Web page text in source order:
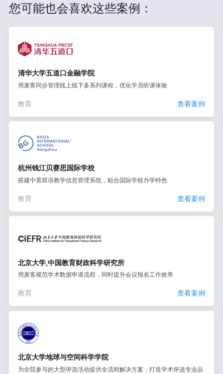
您可能也会喜欢这些案例：
清华大学五道口金融学院
用麦客同步管理线上线下多系列课程，优化学员听课体验
教育 查看案例
杭州钱江贝赛思国际学校
搭建中英双语教学信息管理系统，贴合国际学校办学特色
教育 查看案例
北京大学,中国教育财政科学研究所
用麦客规范学术数据申请流程，同时提升会议报名工作效率
教育 查看案例
北京大学地球与空间科学学院
为全院参与的大型评选活动提供全流程解决方案，打造学术评选专业品